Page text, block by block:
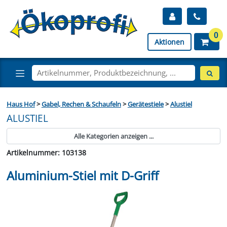
Aktionen
0
Haus Hof>Gabel, Rechen & Schaufeln>Gerätestiele>Alustiel
ALUSTIEL
Alle Kategorien anzeigen ...
Artikelnummer: 103138
Aluminium-Stiel mit D-Griff